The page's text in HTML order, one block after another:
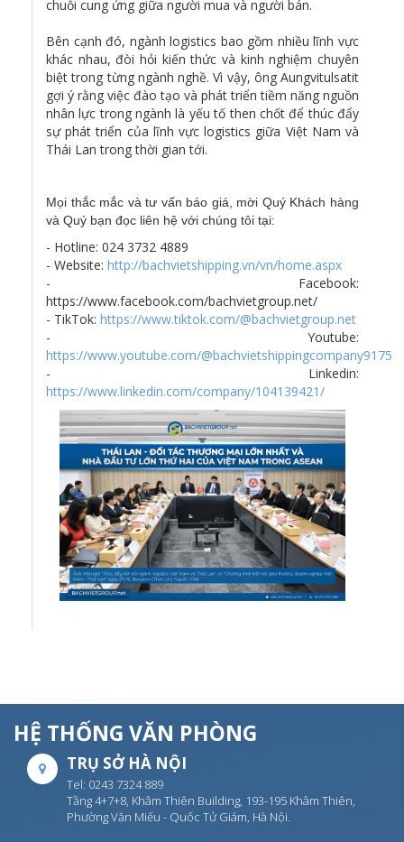
chuỗi cung ứng giữa người mua và người bán.
Bên cạnh đó, ngành logistics bao gồm nhiều lĩnh vực
khác nhau, đòi hỏi kiến thức và kinh nghiệm chuyên
biệt trong từng ngành nghề. Vì vậy, ông Aungvitulsatit
gợi ý rằng việc đào tạo và phát triển tiềm năng nguồn
nhân lực trong ngành là yếu tố then chốt để thúc đẩy
sự phát triển của lĩnh vực logistics giữa Việt Nam và
Thái Lan trong thời gian tới.
Mọi thắc mắc và tư vấn báo giá, mời Quý Khách hàng
và Quý bạn đọc liên hệ với chúng tôi tại:
- Hotline: 024 3732 4889
- Website: http://bachvietshipping.vn/vn/home.aspx
- Facebook:
https://www.facebook.com/bachvietgroup.net/
- TikTok: https://www.tiktok.com/@bachvietgroup.net
- Youtube:
https://www.youtube.com/@bachvietshippingcompany9175
- Linkedin:
https://www.linkedin.com/company/104139421/
HỆ THỐNG VĂN PHÒNG
TRỤ SỞ HÀ NỘI
Tel: 0243 7324 889
Tầng 4+7+8, Khâm Thiên Building, 193-195 Khâm Thiên,
Phường Văn Miếu - Quốc Tử Giám, Hà Nội.